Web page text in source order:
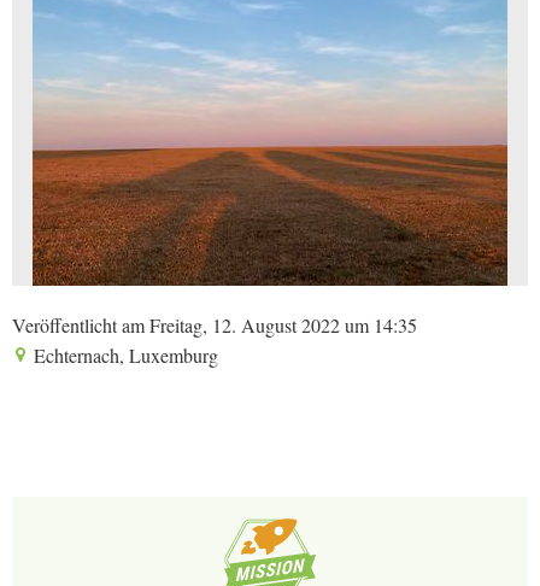
Veröffentlicht am Freitag, 12. August 2022 um 14:35
Echternach, Luxemburg